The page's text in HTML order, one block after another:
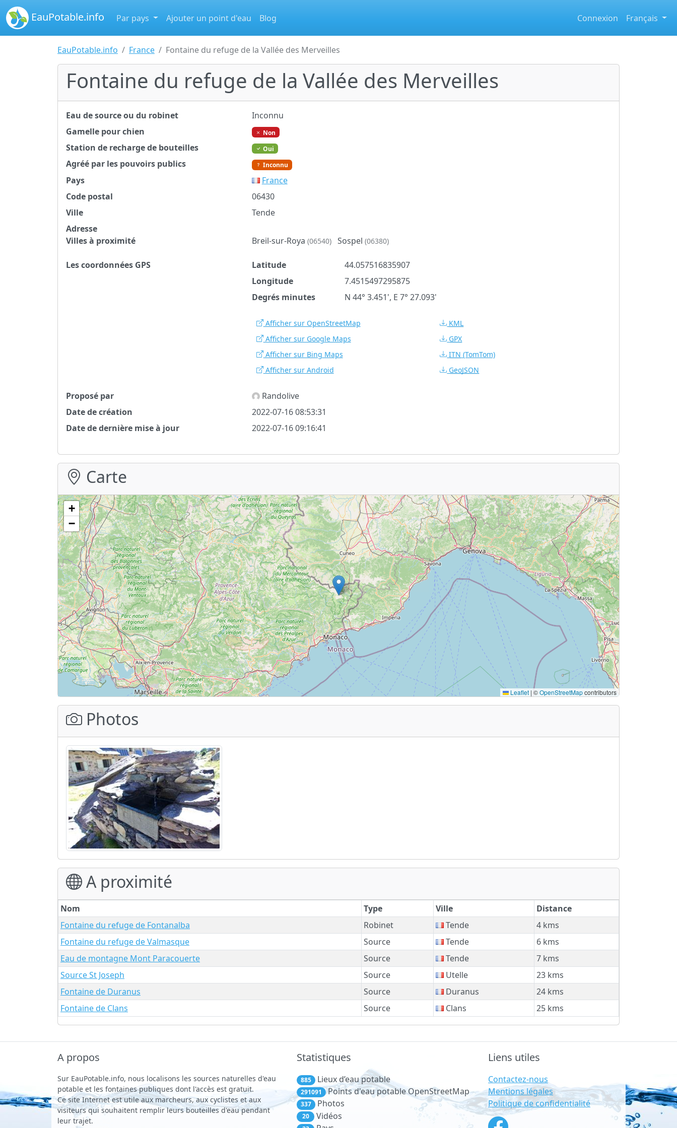
EauPotable.info Par pays Ajouter un point d'eau Blog Connexion Français
EauPotable.info France Fontaine du refuge de la Vallée des Merveilles
Fontaine du refuge de la Vallée des Merveilles
Eau de source ou du robinet
Inconnu
Gamelle pour chien
Non
Station de recharge de bouteilles Oui
Agréé par les pouvoirs publics Inconnu
Pays
France
Code postal
06430
Ville
Tende
Adresse
Villes à proximité
Breil-sur-Roya (06540) Sospel (06380)
Les coordonnées GPS Latitude
44.057516835907
Longitude
7.4515497295875
Degrés minutes
N 44° 3.451', E 7° 27.093'
Afficher sur OpenStreetMap
Afficher sur Google Maps
Afficher sur Bing Maps
Afficher sur Android
KML
GPX
ITN (TomTom)
GeoJSON
Proposé par
Randolive
Date de création
2022-07-16 08:53:31
Date de dernière mise à jour
2022-07-16 09:16:41
Carte
+
−
Leaflet | ©OpenStreetMapcontributors
Photos
A proximité
Nom Type Ville
Distance
Fontaine du refuge de Fontanalba
Robinet Tende
4 kms
Fontaine du refuge de Valmasque
Source Tende
6 kms
Eau de montagne Mont Paracouerte
Source Tende
7 kms
Source St Joseph
Source Utelle
23 kms
Fontaine de Duranus
Source Duranus
24 kms
Fontaine de Clans
Source Clans 25 kms
A propos
Sur EauPotable.info, nous localisons les sources naturelles d'eau
potable et les fontaines publiques dont l'accès est gratuit.
Ce site Internet est utile aux marcheurs, aux cyclistes et aux
visiteurs qui souhaitent remplir leurs bouteilles d'eau pendant
leur trajet.
Statistiques
885 Lieux d’eau potable
291091 Points d'eau potable OpenStreetMap
337 Photos
20 Vidéos
Liens utiles
Contactez-nous
Mentions légales
Politique de confidentialité